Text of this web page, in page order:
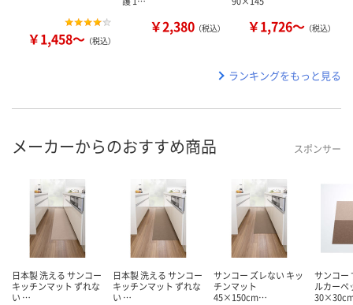
￥1,458～ （税込）
￥2,380 （税込） ￥1,726～ （税込）
ランキングをもっと見る
メーカーからのおすすめ商品 スポンサー
日本製 洗える サンコー
キッチンマット ずれな
い …
日本製 洗える サンコー
キッチンマット ずれな
い …
サンコー ズレない キッ
チンマット
45×150cm…
サンコー
ルカーペ